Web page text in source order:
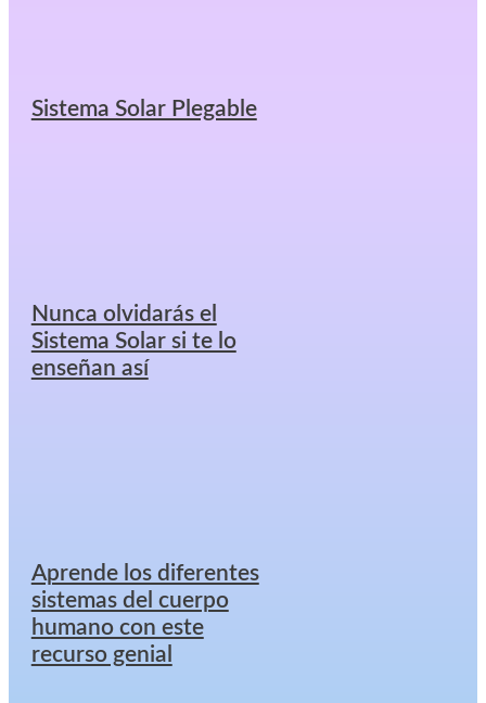
Sistema Solar Plegable
Nunca olvidarás el
Sistema Solar si te lo
enseñan así
Aprende los diferentes
sistemas del cuerpo
humano con este
recurso genial